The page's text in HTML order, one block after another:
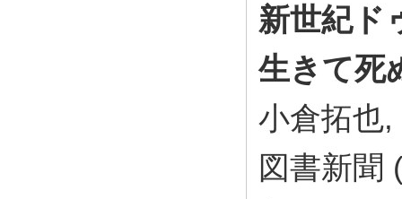
新世紀
生きて死
小倉拓也,
図書新